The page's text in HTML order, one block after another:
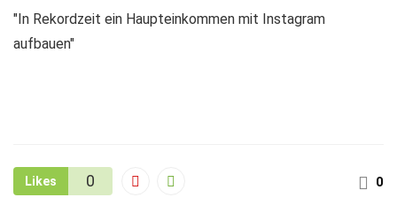
"In Rekordzeit ein Haupteinkommen mit Instagram
aufbauen"
0
Likes 0